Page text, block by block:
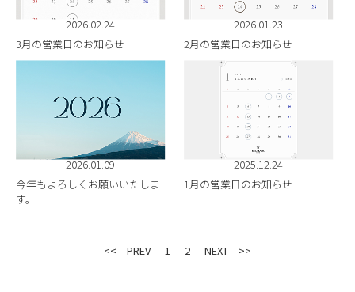
2026.02.24
3月の営業日のお知らせ
2026.01.23
2月の営業日のお知らせ
2026.01.09
今年もよろしくお願いいたしま
す。
2025.12.24
1月の営業日のお知らせ
<< PREV 1 2 NEXT >>